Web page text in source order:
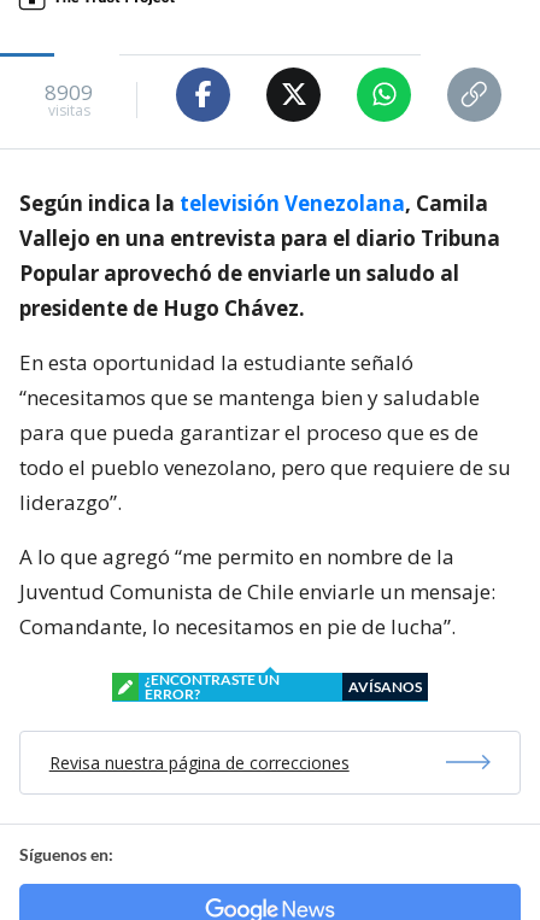
8909
visitas
Según indica la televisión Venezolana, Camila
Vallejo en una entrevista para el diario Tribuna
Popular aprovechó de enviarle un saludo al
presidente de Hugo Chávez.
En esta oportunidad la estudiante señaló
“necesitamos que se mantenga bien y saludable
para que pueda garantizar el proceso que es de
todo el pueblo venezolano, pero que requiere de su
liderazgo”.
A lo que agregó “me permito en nombre de la
Juventud Comunista de Chile enviarle un mensaje:
Comandante, lo necesitamos en pie de lucha”.
¿ENCONTRASTE UN
ERROR?
AVÍSANOS
Revisa nuestra página de correcciones
Síguenos en: